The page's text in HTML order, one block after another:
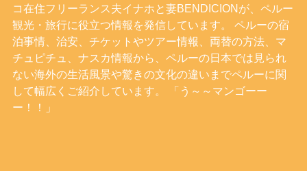
コ在住フリーランス夫イナホと妻BENDICIONが、ペルー
観光・旅行に役立つ情報を発信しています。 ペルーの宿
泊事情、治安、チケットやツアー情報、両替の方法、マ
チュピチュ、ナスカ情報から、ペルーの日本では見られ
ない海外の生活風景や驚きの文化の違いまでペルーに関
して幅広くご紹介しています。 「う～～マンゴーー
ー！！」